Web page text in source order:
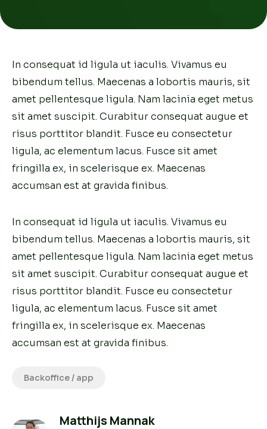
In consequat id ligula ut iaculis. Vivamus eu
bibendum tellus. Maecenas a lobortis mauris, sit
amet pellentesque ligula. Nam lacinia eget metus
sit amet suscipit. Curabitur consequat augue et
risus porttitor blandit. Fusce eu consectetur
ligula, ac elementum lacus. Fusce sit amet
fringilla ex, in scelerisque ex. Maecenas
accumsan est at gravida finibus.
In consequat id ligula ut iaculis. Vivamus eu
bibendum tellus. Maecenas a lobortis mauris, sit
amet pellentesque ligula. Nam lacinia eget metus
sit amet suscipit. Curabitur consequat augue et
risus porttitor blandit. Fusce eu consectetur
ligula, ac elementum lacus. Fusce sit amet
fringilla ex, in scelerisque ex. Maecenas
accumsan est at gravida finibus.
Backoffice / app
Matthijs Mannak